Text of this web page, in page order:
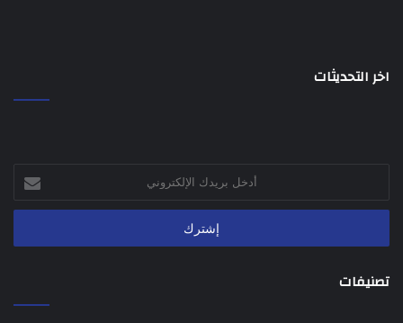
اخر التحديثات
الإلكتروني
تصنيفات